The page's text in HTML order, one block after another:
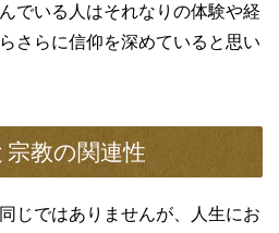
でいる人はそれなりの体験や経
さらに信仰を深めていると思い
教の関連性
じではありませんが、人生にお